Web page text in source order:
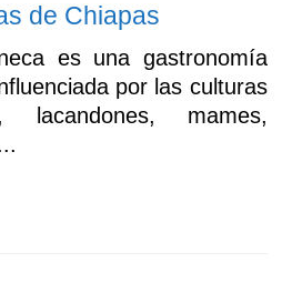
de Chiapas
es una gastronomía
por las culturas
lacandones, mames,